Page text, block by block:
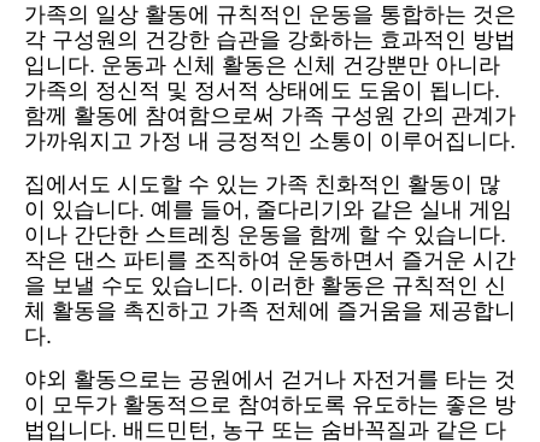
가족의 일상 활동에 규칙적인 운동을 통합하는 것은
각 구성원의 건강한 습관을 강화하는 효과적인 방법
입니다. 운동과 신체 활동은 신체 건강뿐만 아니라
가족의 정신적 및 정서적 상태에도 도움이 됩니다.
함께 활동에 참여함으로써 가족 구성원 간의 관계가
가까워지고 가정 내 긍정적인 소통이 이루어집니다.
집에서도 시도할 수 있는 가족 친화적인 활동이 많
이 있습니다. 예를 들어, 줄다리기와 같은 실내 게임
이나 간단한 스트레칭 운동을 함께 할 수 있습니다.
작은 댄스 파티를 조직하여 운동하면서 즐거운 시간
을 보낼 수도 있습니다. 이러한 활동은 규칙적인 신
체 활동을 촉진하고 가족 전체에 즐거움을 제공합니
다.
야외 활동으로는 공원에서 걷거나 자전거를 타는 것
이 모두가 활동적으로 참여하도록 유도하는 좋은 방
법입니다. 배드민턴, 농구 또는 숨바꼭질과 같은 다